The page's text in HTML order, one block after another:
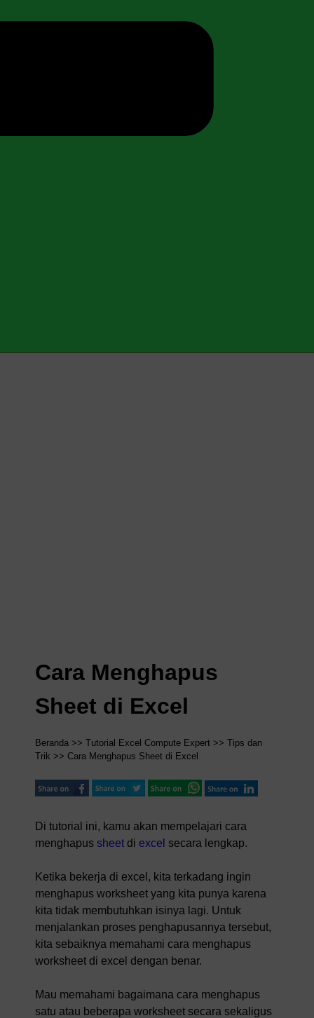
Cara Menghapus
Sheet di Excel
Beranda >> Tutorial Excel Compute Expert >> Tips dan
Trik >> Cara Menghapus Sheet di Excel
Di tutorial ini, kamu akan mempelajari cara
menghapus sheet di excel secara lengkap.
Ketika bekerja di excel, kita terkadang ingin
menghapus worksheet yang kita punya karena
kita tidak membutuhkan isinya lagi. Untuk
menjalankan proses penghapusannya tersebut,
kita sebaiknya memahami cara menghapus
worksheet di excel dengan benar.
Mau memahami bagaimana cara menghapus
satu atau beberapa worksheet secara sekaligus